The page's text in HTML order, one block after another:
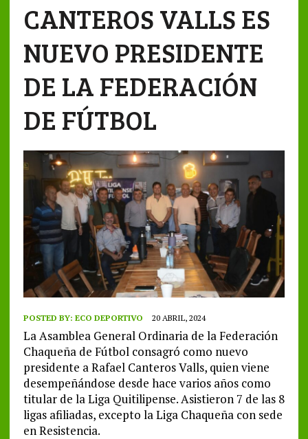
CANTEROS VALLS ES
NUEVO PRESIDENTE
DE LA FEDERACIÓN
DE FÚTBOL
POSTED BY: ECO DEPORTIVO 20 ABRIL, 2024
La Asamblea General Ordinaria de la Federación
Chaqueña de Fútbol consagró como nuevo
presidente a Rafael Canteros Valls, quien viene
desempeñándose desde hace varios años como
titular de la Liga Quitilipense. Asistieron 7 de las 8
ligas afiliadas, excepto la Liga Chaqueña con sede
en Resistencia.